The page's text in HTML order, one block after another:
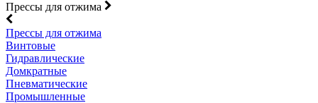
Прессы для отжима
Прессы для отжима
Винтовые
Гидравлические
Домкратные
Пневматические
Промышленные